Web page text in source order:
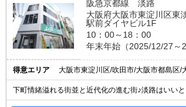
阪急京都線 淡路
大阪府大阪市東淀川区
駅前ダイヤビル1F
10：00～18：00
年末年始（2025/12/27～
得意エリア
下町情緒溢れる街並と近代化の進む街♪淡路はいいと